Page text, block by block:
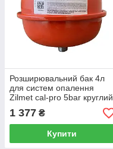
Розширювальний бак 4л
для систем опалення
Zilmet cal-pro 5bar круглий
1 377 ₴
Купити